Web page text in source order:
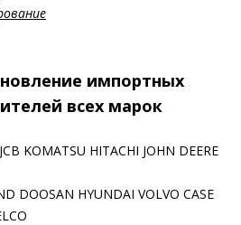
импортных
всех марок
KOMATSU HITACHI JOHN DEERE
DOOSAN HYUNDAI VOLVO CASE